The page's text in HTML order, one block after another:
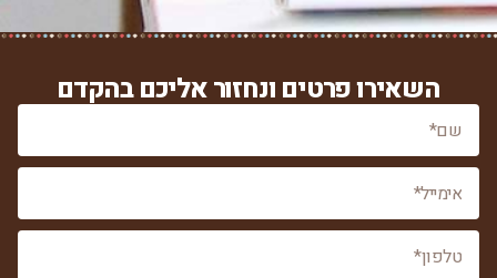
השאירו פרטים ונחזור אליכם בהקדם